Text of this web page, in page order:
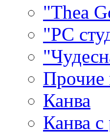
"Thea
"РС
Прочие
Канва
Канва